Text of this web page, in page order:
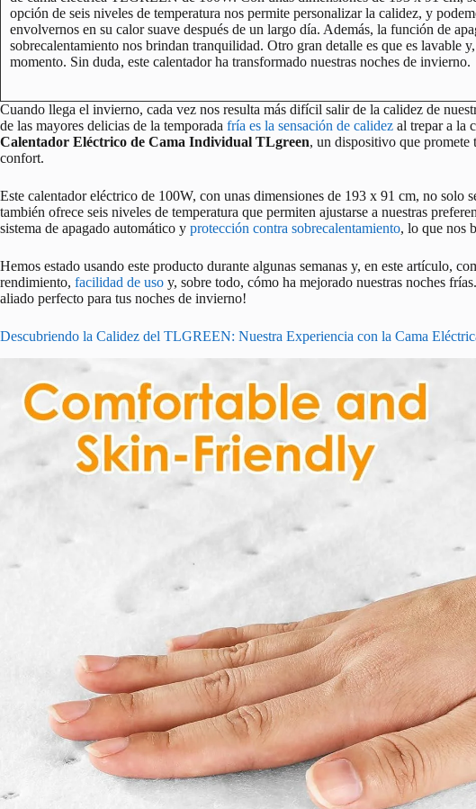
opción de seis niveles de temperatura nos permite personalizar la calidez, y
envolvernos en su calor suave después de un largo día. Además, la función de
sobrecalentamiento nos brindan tranquilidad. Otro gran detalle es que es lavable
momento. Sin duda, este calentador ha transformado nuestras noches de invierno.
Cuando llega el invierno, cada vez nos resulta más difícil salir de la calidez de
de las mayores delicias de la temporada fría es la sensación de calidez al trepar a la
Calentador Eléctrico de Cama Individual TLgreen, un dispositivo que promete
confort.
Este calentador eléctrico de 100W, con unas dimensiones de 193 x 91 cm, no solo
también ofrece seis niveles de temperatura que permiten ajustarse a nuestras
sistema de apagado automático y protección contra sobrecalentamiento, lo que nos
Hemos estado usando este producto durante algunas semanas y, en este artículo,
rendimiento, facilidad de uso y, sobre todo, cómo ha mejorado nuestras noches
aliado perfecto para tus noches de invierno!
Descubriendo la Calidez del TLGREEN: Nuestra Experiencia con la Cama